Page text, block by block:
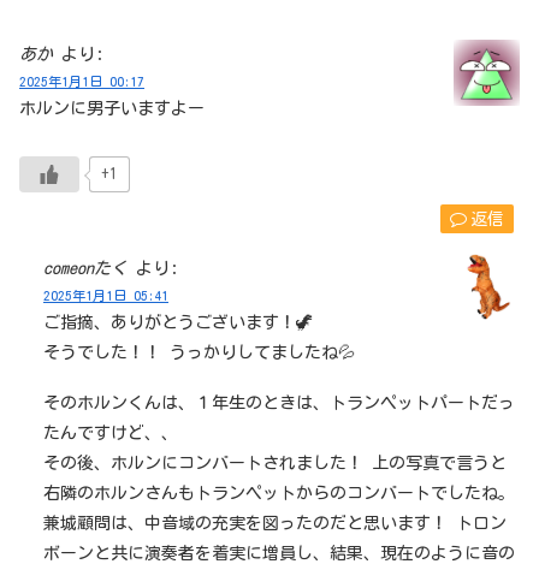
あか より:
2025年1月1日 00:17
ホルンに男子いますよー
+1
返信
comeonたく より:
2025年1月1日 05:41
ご指摘、ありがとうございます！🦖
そうでした！！ うっかりしてましたね💦
そのホルンくんは、１年生のときは、トランペットパートだっ
たんですけど、、
その後、ホルンにコンバートされました！ 上の写真で言うと
右隣のホルンさんもトランペットからのコンバートでしたね。
兼城顧問は、中音域の充実を図ったのだと思います！ トロン
ボーンと共に演奏者を着実に増員し、結果、現在のように音の